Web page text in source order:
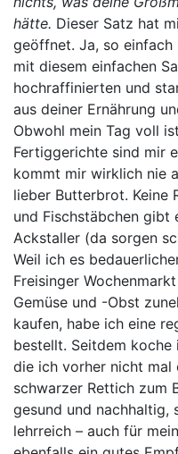
hätte. Dieser Satz hat
geöffnet. Ja, so einfach
mit diesem einfachen
hochraffinierten und
aus deiner Ernährung
Obwohl mein Tag voll
Fertiggerichte sind mir
kommt mir wirklich nie
lieber Butterbrot. Keine
und Fischstäbchen gibt
Ackstaller (da sorgen
Weil ich es
Freisinger
Gemüse und -Obst
kaufen, habe ich eine
bestellt. Seitdem koche
die ich vorher nicht mal
schwarzer Rettich zum
gesund und nachhaltig,
lehrreich – auch für